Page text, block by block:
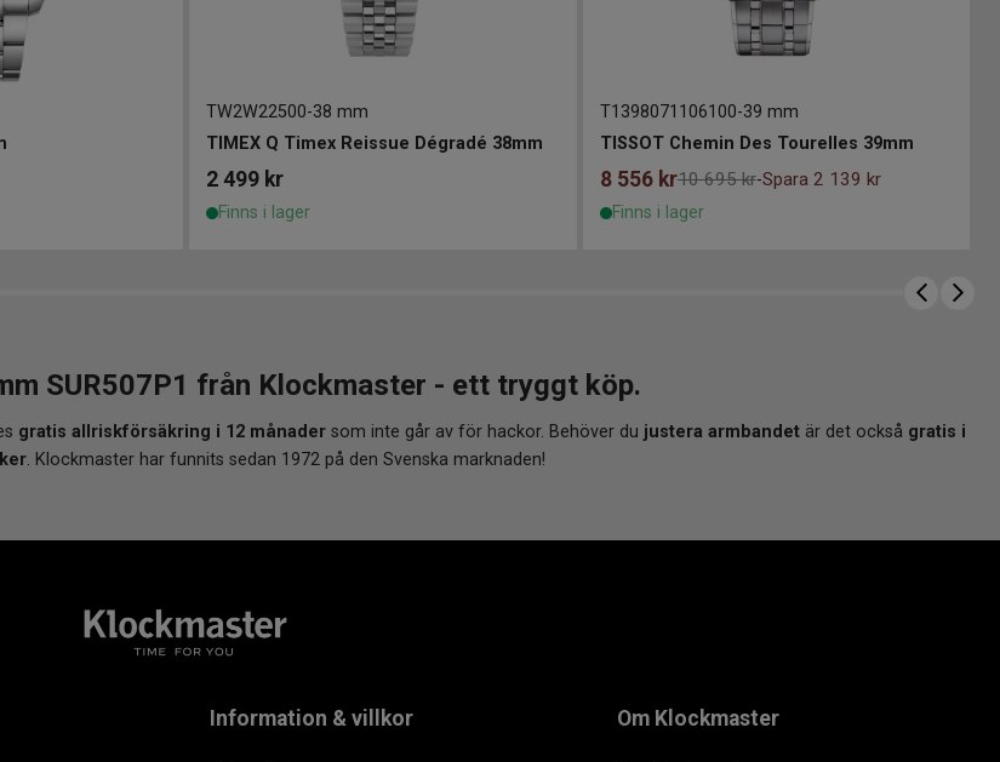
TW2W22500-38 mm
TIMEX Q Timex Reissue Dégradé 38mm
2 499 kr
Finns i lager
T1398071106100-39 mm
TISSOT Chemin Des Tourelles 39mm
8 556 kr10 695 kr-Spara 2 139 kr
Finns i lager
SUR507P1 från Klockmaster - ett tryggt köp.
gratis allriskförsäkring i 12 månader som inte går av för hackor. Behöver du justera armbandet är det också gratis i
. Klockmaster har funnits sedan 1972 på den Svenska marknaden!
Information & villkor Om Klockmaster